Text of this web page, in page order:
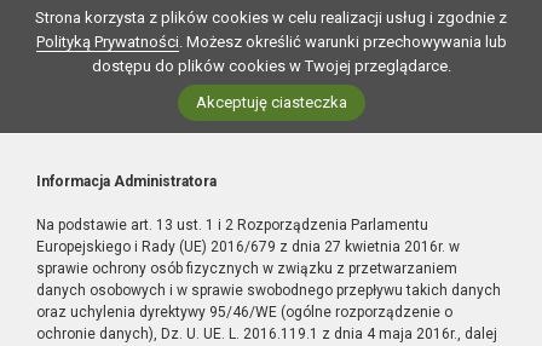
Strona korzysta z plików cookies w celu realizacji usług i zgodnie z
Polityką Prywatności. Możesz określić warunki przechowywania lub
dostępu do plików cookies w Twojej przeglądarce.
Akceptuję ciasteczka
Informacja Administratora
Na podstawie art. 13 ust. 1 i 2 Rozporządzenia Parlamentu
Europejskiego i Rady (UE) 2016/679 z dnia 27 kwietnia 2016r. w
sprawie ochrony osób fizycznych w związku z przetwarzaniem
danych osobowych i w sprawie swobodnego przepływu takich danych
oraz uchylenia dyrektywy 95/46/WE (ogólne rozporządzenie o
ochronie danych), Dz. U. UE. L. 2016.119.1 z dnia 4 maja 2016r., dalej